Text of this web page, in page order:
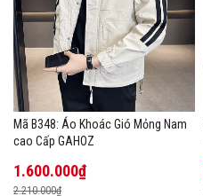
Mã B348: Áo Khoác Gió Mỏng Nam
cao Cấp GAHOZ
1.600.000₫
2.210.000₫